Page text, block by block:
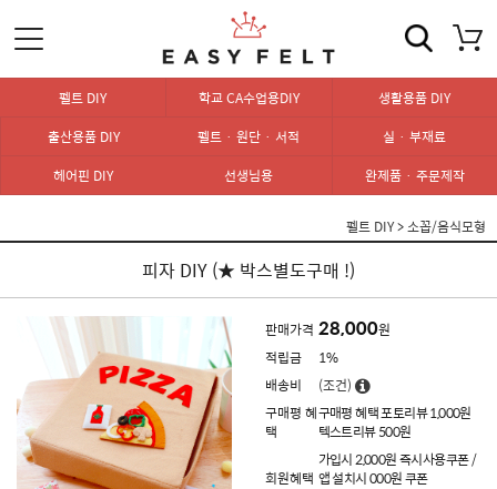
펠트 DIY 학교 CA수업용DIY
생활용품 DIY
출산용품 DIY
펠트 · 원단 · 서적
실 · 부재료
헤어핀 DIY
선생님용 완제품 · 주문제작
펠트 DIY>소꼽/음식모형
피자 DIY (★ 박스별도구매 !)
판매가격 28,000원
적립금
1%
배송비
(조건)
구매평 혜
택
구매평 혜택 포토리뷰 1,000원
텍스트리뷰 500원
회원혜택
가입시 2,000원 즉시사용쿠폰 /
앱 설치시 000원 쿠폰